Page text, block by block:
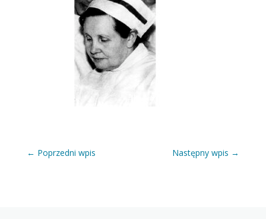
← Poprzedni wpis Następny wpis →